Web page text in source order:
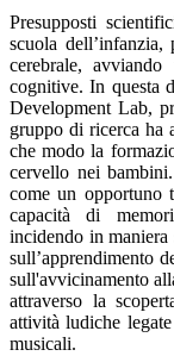
Presupposti
scuola dell’infanzia,
cerebrale,
cognitive. In questa
Development Lab,
gruppo di ricerca ha
che modo la
cervello nei
come un opportuno
capacità di
incidendo in
sull’apprendimento
sull'avvicinamento
attraverso la
attività ludiche
musicali.